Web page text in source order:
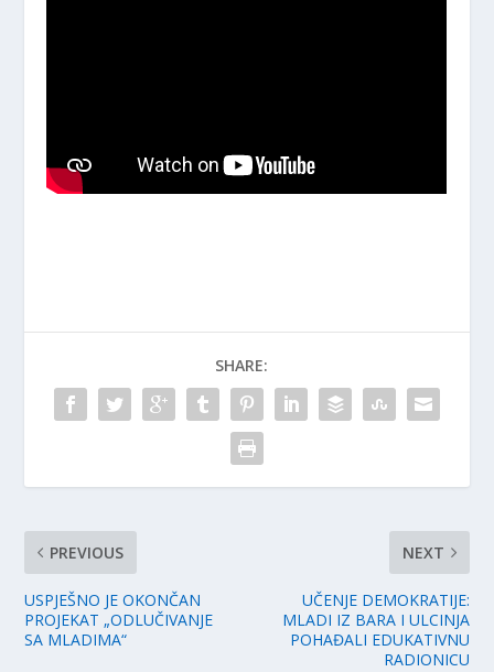
SHARE:
PREVIOUS
USPJEŠNO JE OKONČAN
PROJEKAT „ODLUČIVANJE
SA MLADIMA“
NEXT
UČENJE DEMOKRATIJE:
MLADI IZ BARA I ULCINJA
POHAĐALI EDUKATIVNU
RADIONICU